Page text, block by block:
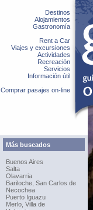
Destinos
Alojamientos
Gastronomía
Rent a Car
Viajes y excursiones
Actividades
Recreación
Servicios
Información útil
Comprar pasajes on-line
Más buscados
Buenos Aires
Salta
Olavarria
Bariloche, San Carlos de
Necochea
Puerto Iguazu
Merlo, Villa de